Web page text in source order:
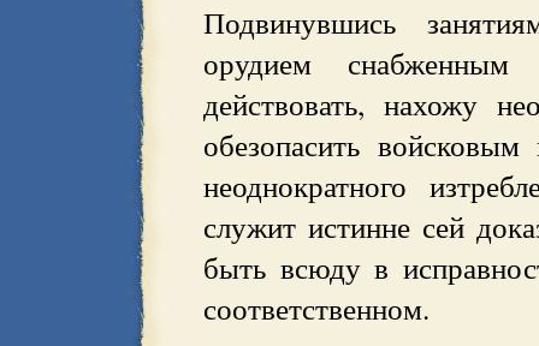
Подвинувшись
орудием
действовать, нахожу
обезопасить
неоднократного
служит истинне сей
быть всюду в
соответственном.